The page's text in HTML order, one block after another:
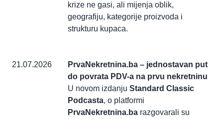
krize ne gasi, ali mijenja oblik,
geografiju, kategorije proizvoda i
strukturu kupaca.
21.07.2026
PrvaNekretnina.ba – jednostavan put
do povrata PDV-a na prvu nekretninu
U novom izdanju Standard Classic
Podcasta, o platformi
PrvaNekretnina.ba razgovarali su